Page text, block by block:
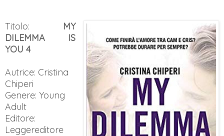
Titolo: MY
DILEMMA IS
YOU 4
Autrice: Cristina
Chiperi
Genere: Young
Adult
Editore:
Leggereditore